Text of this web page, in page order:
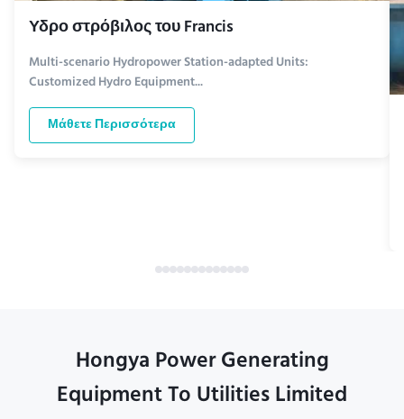
Υδρο στρόβιλος του Francis
Multi-scenario Hydropower Station-adapted Units:
Customized Hydro Equipment...
Μάθετε Περισσότερα
Hongya Power Generating
Equipment To Utilities Limited